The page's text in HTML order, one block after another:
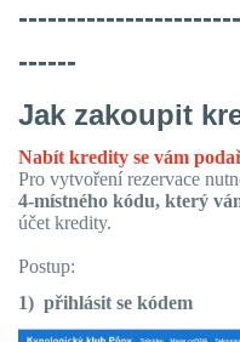
------
Jak zakoupit
Nabít kredity se vám
Pro vytvoření rezervace
4-místného kódu, který
účet kredity.
Postup:
1) přihlásit se kódem